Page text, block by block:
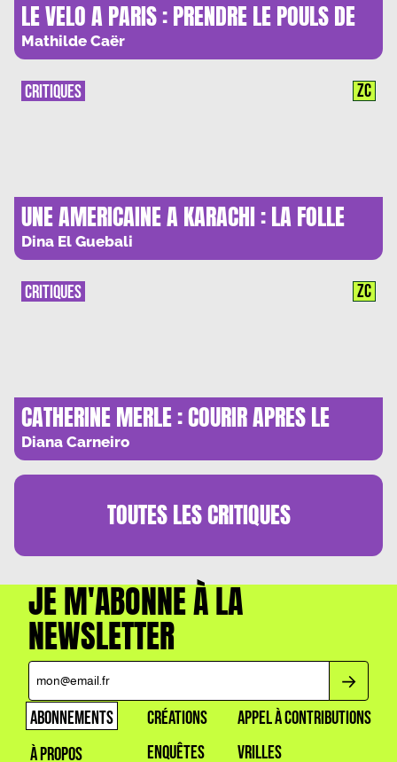
LE VELO A PARIS : PRENDRE LE POULS DE
LA VILLE
Mathilde Caër
UNE AMERICAINE A KARACHI : LA FOLLE
POURSUITE D’ONIJAH
Dina El Guebali
CRITIQUES ZC
CATHERINE MERLE : COURIR APRES LE
TEMPS
Diana Carneiro
CRITIQUES ZC
TOUTES LESCRITIQUES
JE M'ABONNE À LA
NEWSLETTER
ABONNEMENTS
À PROPOS
CRÉATIONS
ENQUÊTES
APPEL À CONTRIBUTIONS
VRILLES